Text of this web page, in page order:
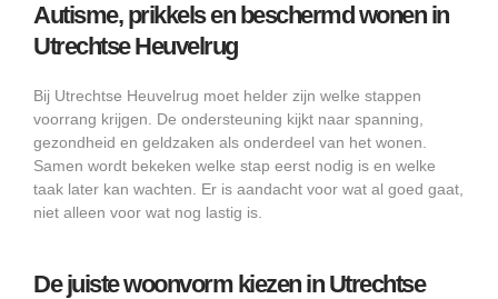
Autisme, prikkels en beschermd wonen in
Utrechtse Heuvelrug
Bij Utrechtse Heuvelrug moet helder zijn welke stappen
voorrang krijgen. De ondersteuning kijkt naar spanning,
gezondheid en geldzaken als onderdeel van het wonen.
Samen wordt bekeken welke stap eerst nodig is en welke
taak later kan wachten. Er is aandacht voor wat al goed gaat,
niet alleen voor wat nog lastig is.
De juiste woonvorm kiezen in Utrechtse